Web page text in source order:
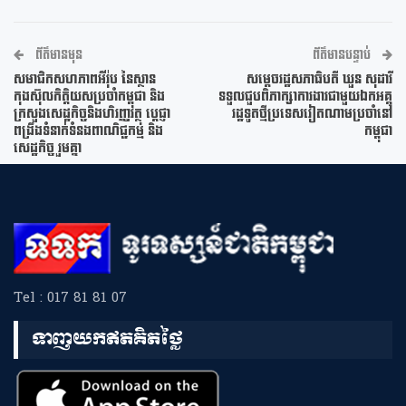
ព័ត៌មានមុន
សមាជិកសហភាពអឺរ៉ុប នៃស្ថាន
កុងស៊ុលកិត្តិយសប្រចាំកម្ពុជា និង
ក្រសួងសេដ្ឋកិច្ចនិងហិរញ្ញវត្ថុ ប្តេជ្ញា
ពង្រឹងទំនាក់ទំនងពាណិជ្ជកម្ម និង
សេដ្ឋកិច្ច រួមគ្នា
ព័ត៌មានបន្ទាប់
សម្តេចរដ្ឋសភាធិបតី ឃួន សុដារី
ទទួលជួបពិភាក្សាការងារជាមួយឯកអគ្គ
រដ្ឋទូតថ្មីប្រទេសវៀតណាមប្រចាំនៅ
កម្ពុជា
Tel : 017 81 81 07
ទាញយកឥតគិតថ្លៃ